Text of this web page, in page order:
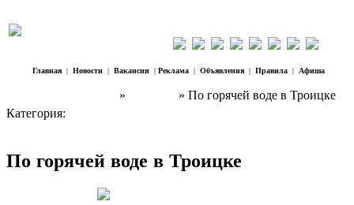
Главная | Новости | Вакансии | Реклама | Объявления | Правила | Афиша
»
» По горячей воде в Троицке
Категория:
По горячей воде в Троицке